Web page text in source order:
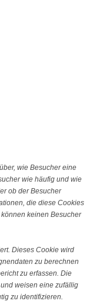
wie Besucher eine
wie häufig und wie
ob der Besucher
die diese Cookies
keinen Besucher
Dieses Cookie wird
zu berechnen
zu erfassen. Die
weisen eine zufällig
zu identifizieren.